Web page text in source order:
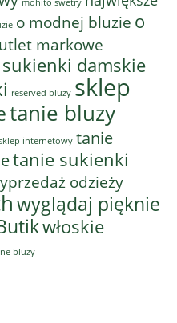
o modnej bluzie o
markowe
damskie
reserved bluzy sklep
tanie bluzy
internetowy tanie
tanie sukienki
odzieży
wyglądaj pięknie
włoskie
bluzy